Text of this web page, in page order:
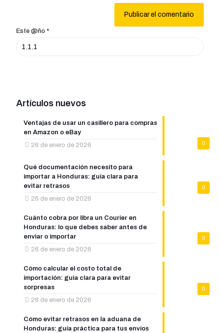
Este @ño *
Artículos nuevos
0
Ventajas de usar un casillero para compras
en Amazon o eBay
26 de enero de 2026
0
Qué documentación necesito para
importar a Honduras: guía clara para
evitar retrasos
26 de enero de 2026
0
Cuánto cobra por libra un Courier en
Honduras: lo que debes saber antes de
enviar o importar
26 de enero de 2026
0
Cómo calcular el costo total de
importación: guía clara para evitar
sorpresas
26 de enero de 2026
Cómo evitar retrasos en la aduana de
Honduras: guía práctica para tus envíos